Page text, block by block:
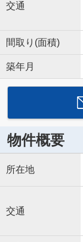
交通
間取り(面積)
築年月
物件概要
所在地
交通